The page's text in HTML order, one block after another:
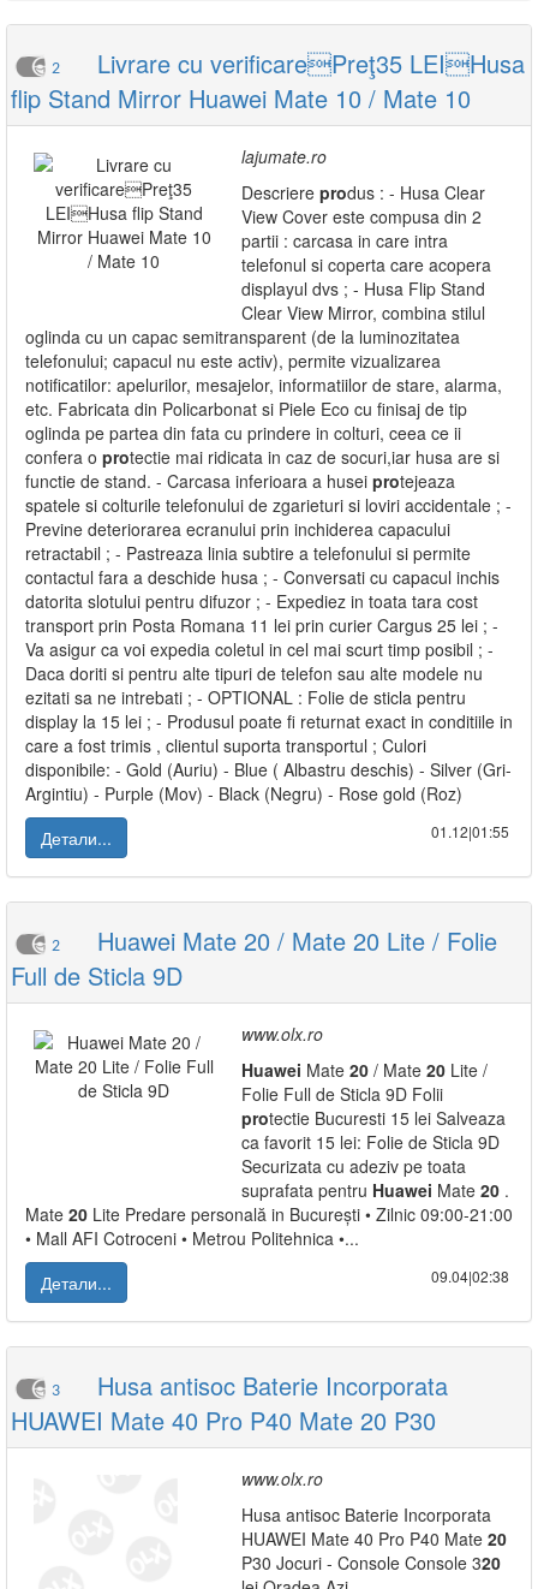
2
Livrare cu verificarePreţ35 LEIHusa
flip Stand Mirror Huawei Mate 10 / Mate 10
lajumate.ro
Descriere produs : - Husa Clear
View Cover este compusa din 2
partii : carcasa in care intra
telefonul si coperta care acopera
displayul dvs ; - Husa Flip Stand
Clear View Mirror, combina stilul
oglinda cu un capac semitransparent (de la luminozitatea
telefonului; capacul nu este activ), permite vizualizarea
notificatilor: apelurilor, mesajelor, informatiilor de stare, alarma,
etc. Fabricata din Policarbonat si Piele Eco cu finisaj de tip
oglinda pe partea din fata cu prindere in colturi, ceea ce ii
confera o protectie mai ridicata in caz de socuri,iar husa are si
functie de stand. - Carcasa inferioara a husei protejeaza
spatele si colturile telefonului de zgarieturi si loviri accidentale ; -
Previne deteriorarea ecranului prin inchiderea capacului
retractabil ; - Pastreaza linia subtire a telefonului si permite
contactul fara a deschide husa ; - Conversati cu capacul inchis
datorita slotului pentru difuzor ; - Expediez in toata tara cost
transport prin Posta Romana 11 lei prin curier Cargus 25 lei ; -
Va asigur ca voi expedia coletul in cel mai scurt timp posibil ; -
Daca doriti si pentru alte tipuri de telefon sau alte modele nu
ezitati sa ne intrebati ; - OPTIONAL : Folie de sticla pentru
display la 15 lei ; - Produsul poate fi returnat exact in conditiile in
care a fost trimis , clientul suporta transportul ; Culori
disponibile: - Gold (Auriu) - Blue ( Albastru deschis) - Silver (Gri-
Argintiu) - Purple (Mov) - Black (Negru) - Rose gold (Roz)
Детали...
01.12|01:55
2
Huawei Mate 20 / Mate 20 Lite / Folie
Full de Sticla 9D
www.olx.ro
Huawei Mate 20 / Mate 20 Lite /
Folie Full de Sticla 9D Folii
protectie Bucuresti 15 lei Salveaza
ca favorit 15 lei: Folie de Sticla 9D
Securizata cu adeziv pe toata
suprafata pentru Huawei Mate 20 .
Mate 20 Lite Predare personală in București • Zilnic 09:00-21:00
• Mall AFI Cotroceni • Metrou Politehnica •...
Детали...
09.04|02:38
3
Husa antisoc Baterie Incorporata
HUAWEI Mate 40 Pro P40 Mate 20 P30
www.olx.ro
Husa antisoc Baterie Incorporata
HUAWEI Mate 40 Pro P40 Mate 20
P30 Jocuri - Console Console 320